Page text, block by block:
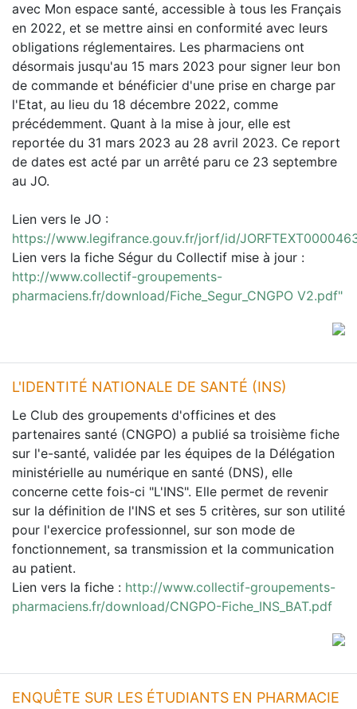
avec Mon espace santé, accessible à tous les Français
en 2022, et se mettre ainsi en conformité avec leurs
obligations réglementaires. Les pharmaciens ont
désormais jusqu'au 15 mars 2023 pour signer leur bon
de commande et bénéficier d'une prise en charge par
l'Etat, au lieu du 18 décembre 2022, comme
précédemment. Quant à la mise à jour, elle est
reportée du 31 mars 2023 au 28 avril 2023. Ce report
de dates est acté par un arrêté paru ce 23 septembre
au JO.
Lien vers le JO :
https://www.legifrance.gouv.fr/jorf/id/
Lien vers la fiche Ségur du Collectif mise à jour :
http://www.collectif-groupements-
pharmaciens.fr/download/Fiche_Segur_CNGPO V2.pdf"
L'IDENTITÉ NATIONALE DE SANTÉ (INS)
Le Club des groupements d'officines et des
partenaires santé (CNGPO) a publié sa troisième fiche
sur l'e-santé, validée par les équipes de la Délégation
ministérielle au numérique en santé (DNS), elle
concerne cette fois-ci "L'INS". Elle permet de revenir
sur la définition de l'INS et ses 5 critères, sur son utilité
pour l'exercice professionnel, sur son mode de
fonctionnement, sa transmission et la communication
au patient.
Lien vers la fiche : http://www.collectif-groupements-
pharmaciens.fr/download/CNGPO-Fiche_INS_BAT.pdf
ENQUÊTE SUR LES ÉTUDIANTS EN PHARMACIE